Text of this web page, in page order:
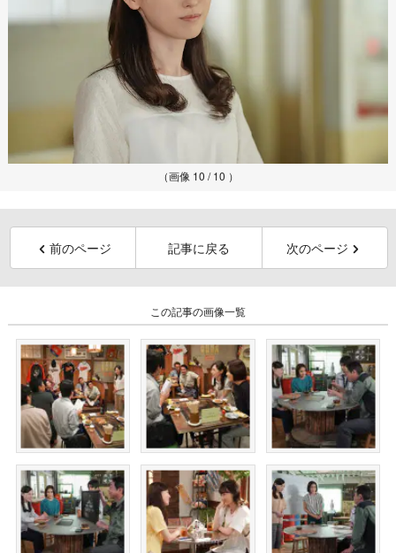
（画像 10 / 10 ）
前のページ 記事に戻る 次のページ
この記事の画像一覧